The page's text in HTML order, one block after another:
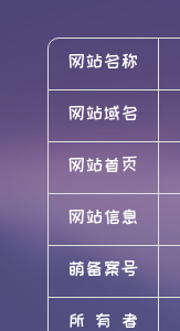
网站名称
网站域名
网站首页
网站信息
萌备案号
所有者